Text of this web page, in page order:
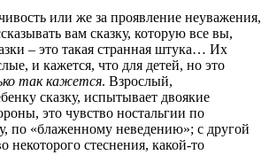
или же за проявление неуважения,
вам сказку, которую все вы,
– это такая странная штука… Их
и кажется, что для детей, но это
так кажется. Взрослый,
сказку, испытывает двоякие
это чувство ностальгии по
по «блаженному неведению»; с другой
некоторого стеснения, какой-то